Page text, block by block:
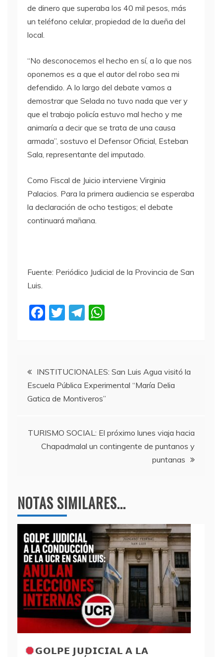
de dinero que superaba los 40 mil pesos, más
un teléfono celular, propiedad de la dueña del
local.
“No desconocemos el hecho en sí, a lo que nos
oponemos es a que el autor del robo sea mi
defendido. A lo largo del debate vamos a
demostrar que Selada no tuvo nada que ver y
que el trabajo policía estuvo mal hecho y me
animaría a decir que se trata de una causa
armada”, sostuvo el Defensor Oficial, Esteban
Sala, representante del imputado.
Como Fiscal de Juicio interviene Virginia
Palacios. Para la primera audiencia se esperaba
la declaración de ocho testigos; el debate
continuará mañana.
Fuente: Periódico Judicial de la Provincia de San
Luis.
F
b
o
o
T
T
a
m
A
p
Navegación
de
INSTITUCIONALES: San Luis Agua visitó la
Escuela Pública Experimental “María Delia
Gatica de Montiveros”
TURISMO SOCIAL: El próximo lunes viaja hacia
Chapadmalal un contingente de puntanos y
puntanas
NOTAS SIMILARES...
𝗚𝗢𝗟𝗣𝗘 𝗝𝗨𝗗𝗜𝗖𝗜𝗔𝗟 𝗔 𝗟𝗔